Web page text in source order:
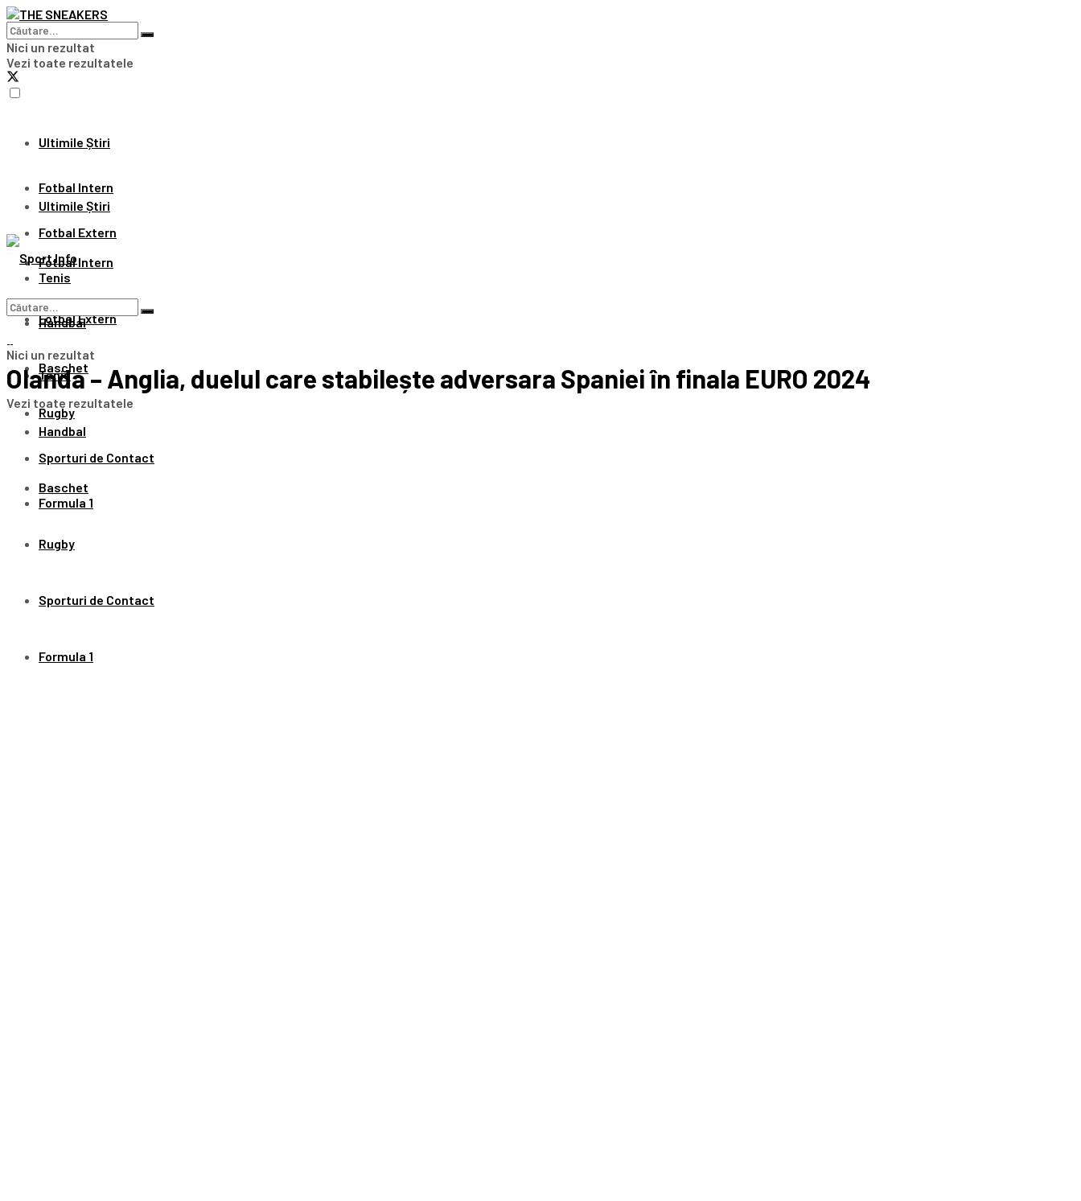
Nici un rezultat
Vezi toate rezultatele
Ultimile Știri
Fotbal Intern
Fotbal Extern
Tenis
Handbal
Baschet
Rugby
Sporturi de Contact
Formula 1
Ultimile Știri
Fotbal Intern
Fotbal Extern
Tenis
Handbal
Baschet
Rugby
Sporturi de Contact
Formula 1
Nici un rezultat
Vezi toate rezultatele
Olanda – Anglia, duelul care stabilește adversara Spaniei în finala EURO 2024